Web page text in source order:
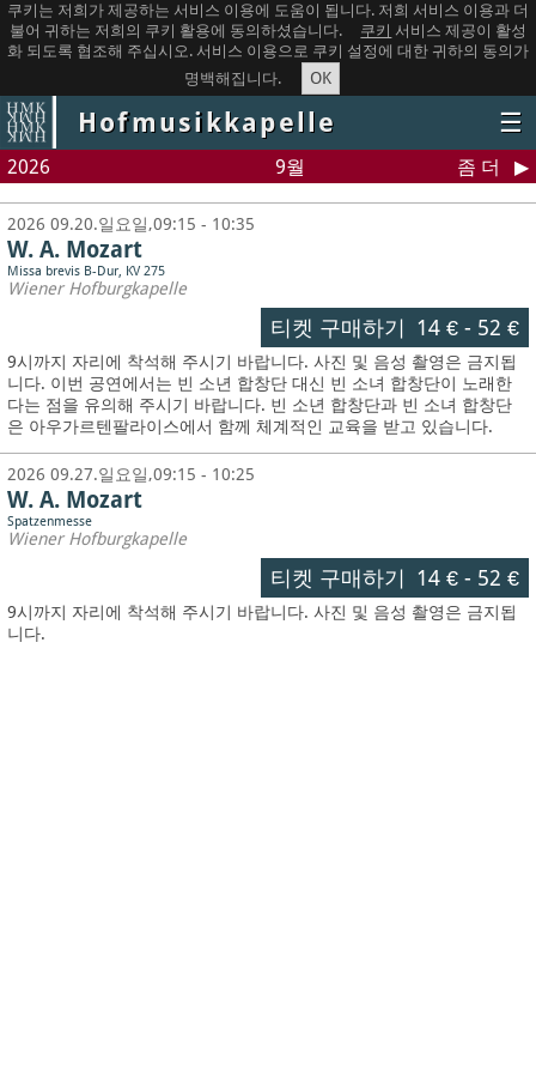
쿠키는 저희가 제공하는 서비스 이용에 도움이 됩니다. 저희 서비스 이용과 더
불어 귀하는 저희의 쿠키 활용에 동의하셨습니다.
쿠키 서비스 제공이 활성
화 되도록 협조해 주십시오. 서비스 이용으로 쿠키 설정에 대한 귀하의 동의가
명백해집니다.
OK
Hofmusikkapelle ☰
2026 9월 좀 더
2026 09.20.일요일,09:15 - 10:35
W. A. Mozart
Missa brevis B-Dur, KV 275
Wiener Hofburgkapelle
티켓 구매하기 14 €- 52 €
9시까지 자리에 착석해 주시기 바랍니다. 사진 및 음성 촬영은 금지됩
니다. 이번 공연에서는 빈 소년 합창단 대신 빈 소녀 합창단이 노래한
다는 점을 유의해 주시기 바랍니다. 빈 소년 합창단과 빈 소녀 합창단
은 아우가르텐팔라이스에서 함께 체계적인 교육을 받고 있습니다.
2026 09.27.일요일,09:15 - 10:25
W. A. Mozart
Spatzenmesse
Wiener Hofburgkapelle
티켓 구매하기 14 €- 52 €
9시까지 자리에 착석해 주시기 바랍니다. 사진 및 음성 촬영은 금지됩
니다.